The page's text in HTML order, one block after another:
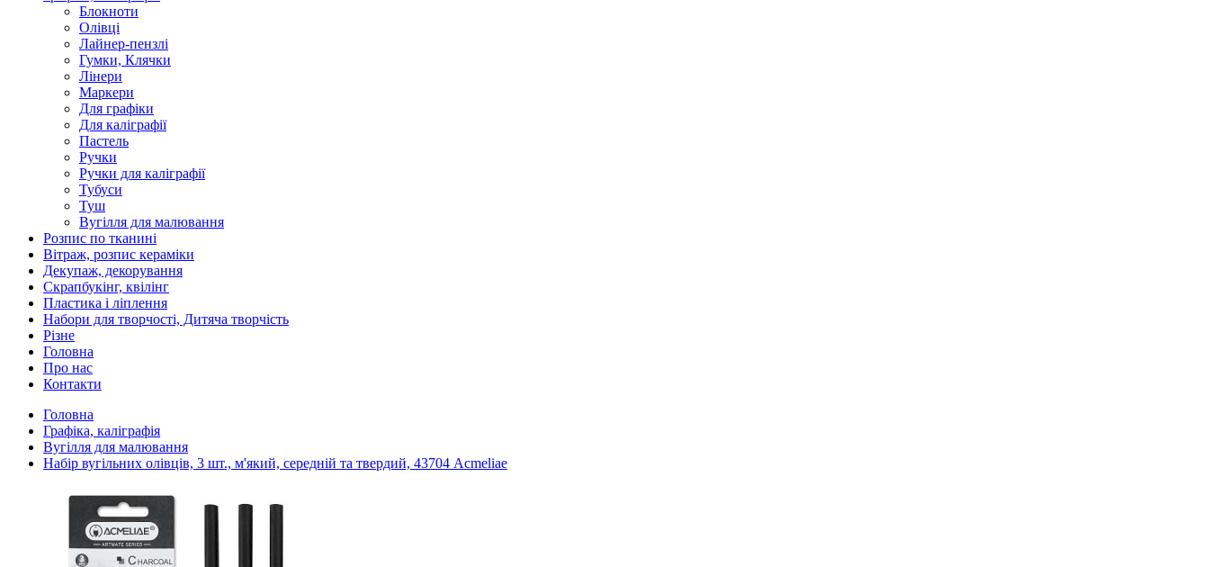
Блокноти
Олівці
Лайнер-пензлі
Гумки, Клячки
Лінери
Маркери
Для графіки
Для каліграфії
Пастель
Ручки
Ручки для каліграфії
Тубуси
Туш
Вугілля для малювання
Розпис по тканині
Вітраж, розпис кераміки
Декупаж, декорування
Скрапбукінг, квілінг
Пластика і ліплення
Набори для творчості, Дитяча творчість
Різне
Головна
Про нас
Контакти
Головна
Графіка, каліграфія
Вугілля для малювання
Набір вугільних олівців, 3 шт., м'який, середній та твердий, 43704 Acmeliae